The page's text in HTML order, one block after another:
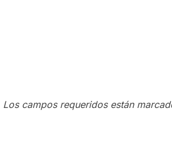
Los campos requeridos están